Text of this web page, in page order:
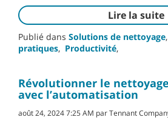
Lire la suite
Publié dans Solutions de nettoyage,
pratiques, Productivité,
Révolutionner le
avec l’automatisation
août 24, 2024 7:25 AM par Tennant